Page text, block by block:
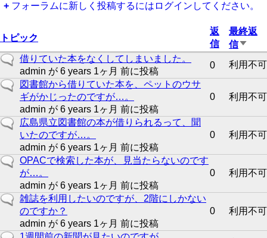
フォーラムに新しく投稿するにはログインしてください。
トピック
返
信
最終返
信昇
順
で
並
び
え
一
の
ッ
借りていた本をなくしてしまいました。
admin が 6 years 1ヶ月 前に投稿
0
利用不可
一
ト
ク
図書館から借りていた本を、ペットのウサ
ギがかじったのですが…。
admin が 6 years 1ヶ月 前に投稿
0 利用不可
一
ト
ク
広島県立図書館の本が借りられるって、聞
いたのですが…。
admin が 6 years 1ヶ月 前に投稿
0 利用不可
一
ト
ク
OPACで検索した本が、見当たらないのです
が…。
admin が 6 years 1ヶ月 前に投稿
0 利用不可
一
ト
雑誌を利用したいのですが、2階にしかない
のですか？
admin が 6 years 1ヶ月 前に投稿
0 利用不可